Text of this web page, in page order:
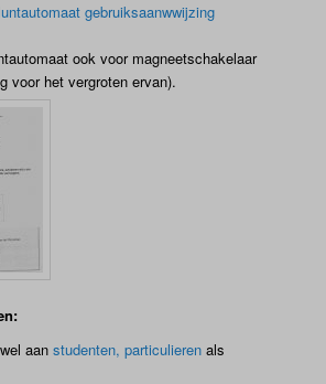
gebruiksaanwwijzing
ook voor magneetschakelaar
voor het vergroten ervan).
aan studenten, particulierenals